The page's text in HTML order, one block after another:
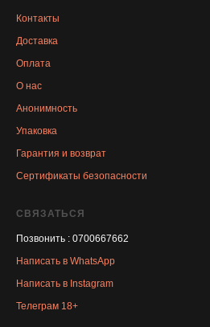
Контакты
Доставка
Оплата
О нас
Анонимность
Упаковка
Гарантия и возврат
Сертификаты безопасности
СВЯЗАТЬСЯ
Позвонить : 0700667662
Написать в WhatsApp
Написать в Instagram
Телеграм 18+